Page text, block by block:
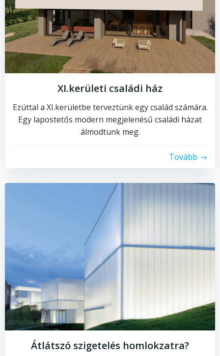
XI.kerületi családi ház
Ezúttal a XI.kerületbe terveztünk egy család számára.
Egy lapostetős modern megjelenésű családi házat
álmodtunk meg.
Tovább
Átlátszó szigetelés homlokzatra?